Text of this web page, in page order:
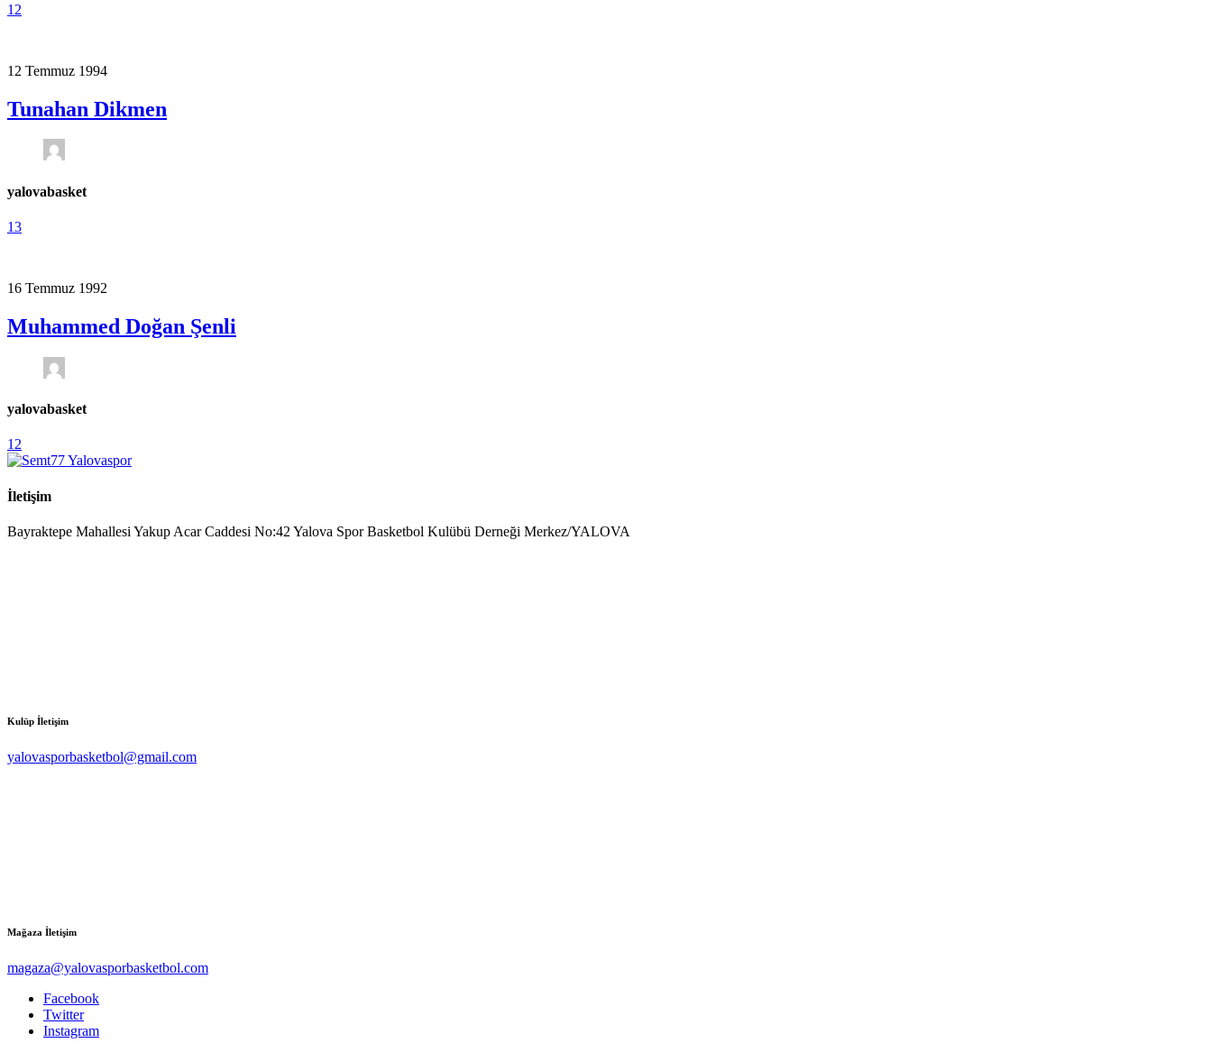
12
12 Temmuz 1994
Tunahan Dikmen
yalovabasket
13
16 Temmuz 1992
Muhammed Doğan Şenli
yalovabasket
12
İletişim
Bayraktepe Mahallesi Yakup Acar Caddesi No:42 Yalova Spor Basketbol Kulübü Derneği Merkez/YALOVA
Kulüp İletişim
yalovasporbasketbol@gmail.com
Mağaza İletişim
magaza@yalovasporbasketbol.com
Facebook
Twitter
Instagram